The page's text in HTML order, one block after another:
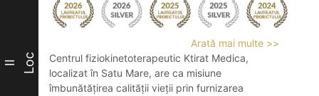
II Loc
Arată mai multe >>
Centrul fiziokinetoterapeutic Ktirat Medica,
localizat în Satu Mare, are ca misiune
îmbunătățirea calității vieții prin furnizarea